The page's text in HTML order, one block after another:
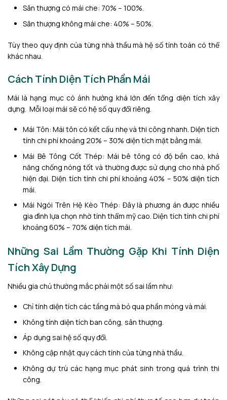
Sân thượng có mái che: 70% – 100%.
Sân thượng không mái che: 40% – 50%.
Tùy theo quy định của từng nhà thầu mà hệ số tính toán có thể
khác nhau.
Cách Tính Diện Tích Phần Mái
Mái là hạng mục có ảnh hưởng khá lớn đến tổng diện tích xây
dựng. Mỗi loại mái sẽ có hệ số quy đổi riêng.
Mái Tôn: Mái tôn có kết cấu nhẹ và thi công nhanh. Diện tích
tính chi phí khoảng 20% – 30% diện tích mặt bằng mái.
Mái Bê Tông Cốt Thép: Mái bê tông có độ bền cao, khả
năng chống nóng tốt và thường được sử dụng cho nhà phố
hiện đại. Diện tích tính chi phí khoảng 40% – 50% diện tích
mái.
Mái Ngói Trên Hệ Kèo Thép: Đây là phương án được nhiều
gia đình lựa chọn nhờ tính thẩm mỹ cao. Diện tích tính chi phí
khoảng 60% – 70% diện tích mái.
Những Sai Lầm Thường Gặp Khi Tính Diện
Tích Xây Dựng
Nhiều gia chủ thường mắc phải một số sai lầm như:
Chỉ tính diện tích các tầng mà bỏ qua phần móng và mái.
Không tính diện tích ban công, sân thượng.
Áp dụng sai hệ số quy đổi.
Không cập nhật quy cách tính của từng nhà thầu.
Không dự trù các hạng mục phát sinh trong quá trình thi
công.